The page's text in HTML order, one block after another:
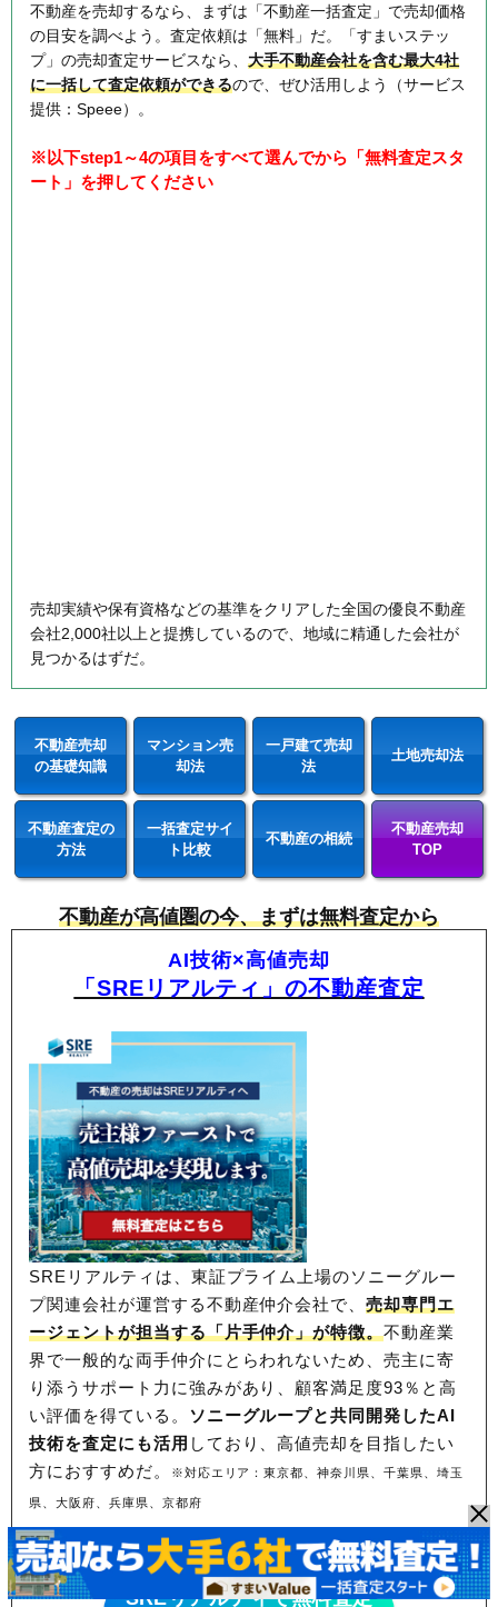
不動産を売却するなら、まずは「不動産一括査定」で売却価格
の目安を調べよう。査定依頼は「無料」だ。「すまいステッ
プ」の売却査定サービスなら、 大手不動産会社を含む最大4社
に一括して査定依頼ができるので、ぜひ活用しよう（サービス
提供：Speee）。
※以下step1～4の項目をすべて選んでから「無料査定スタ
ート」を押してください
売却実績や保有資格などの基準をクリアした全国の優良不動産
会社2,000社以上と提携しているので、地域に精通した会社が
見つかるはずだ。
不動産売却
の基礎知識
マンション売
却法
一戸建て売却
法
土地売却法
不動産査定の
方法
一括査定サイ
ト比較
不動産の相続
不動産売却
TOP
不動産が高値圏の今、まずは無料査定から
AI技術×高値売却
「SREリアルティ」の不動産査定
SREリアルティは、東証プライム上場のソニーグルー
プ関連会社が運営する不動産仲介会社で、売却専門エ
ージェントが担当する「片手仲介」が特徴。不動産業
界で一般的な両手仲介にとらわれないため、売主に寄
り添うサポート力に強みがあり、顧客満足度93％と高
い評価を得ている。 ソニーグループと共同開発したAI
技術を査定にも活用 しており、高値売却を目指したい
方におすすめだ。
※対応エリア：東京都、神奈川県、千葉県、埼玉
県、大阪府、兵庫県、京都府
東証プライム上場！売却力に定評あり
SREリアルティで無料査定